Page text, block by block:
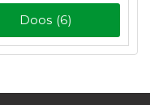
Doos (6)